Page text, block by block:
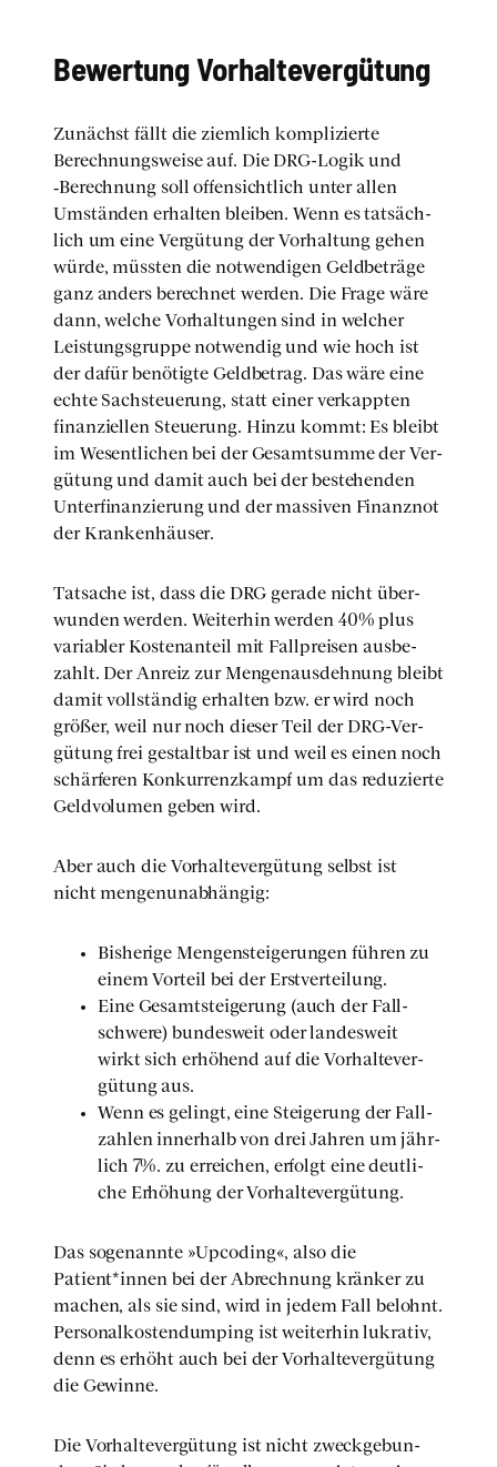
Bewer­tung Vor­hal­te­ver­gü­tung
Zunächst fällt die ziem­lich kom­pli­zier­te
Berech­nungs­wei­se auf. Die DRG-Logik und
‑Berech­nung soll offen­sicht­lich unter allen
Umstän­den erhal­ten blei­ben. Wenn es tat­säch­
lich um eine Ver­gü­tung der Vor­hal­tung gehen
wür­de, müss­ten die not­wen­di­gen Geld­be­trä­ge
ganz anders berech­net wer­den. Die Fra­ge wäre
dann, wel­che Vor­hal­tun­gen sind in wel­cher
Leis­tungs­grup­pe not­wen­dig und wie hoch ist
der dafür benö­tig­te Geld­be­trag. Das wäre eine
ech­te Sach­steue­rung, statt einer ver­kapp­ten
finan­zi­el­len Steue­rung. Hin­zu kommt: Es bleibt
im Wesent­li­chen bei der Gesamt­sum­me der Ver­
gü­tung und damit auch bei der bestehen­den
Unter­fi­nan­zie­rung und der mas­si­ven Finanz­not
der Kran­ken­häu­ser.
Tat­sa­che ist, dass die DRG gera­de nicht über­
wun­den wer­den. Wei­ter­hin wer­den 40% plus
varia­bler Kos­ten­an­teil mit Fall­prei­sen aus­be­
zahlt. Der Anreiz zur Men­gen­aus­deh­nung bleibt
damit voll­stän­dig erhal­ten bzw. er wird noch
grö­ßer, weil nur noch die­ser Teil der DRG-Ver­
gü­tung frei gestalt­bar ist und weil es einen noch
schär­fe­ren Kon­kur­renz­kampf um das redu­zier­te
Geld­vo­lu­men geben wird.
Aber auch die Vor­hal­te­ver­gü­tung selbst ist
nicht men­gen­un­ab­hän­gig:
Bis­he­ri­ge Men­gen­stei­ge­run­gen füh­ren zu
einem Vor­teil bei der Erst­ver­tei­lung.
Eine Gesamt­stei­ge­rung (auch der Fall­
schwe­re) bun­des­weit oder lan­des­weit
wirkt sich erhö­hend auf die Vor­hal­te­ver­
gü­tung aus.
Wenn es gelingt, eine Stei­ge­rung der Fall­
zah­len inner­halb von drei Jah­ren um jähr­
lich 7%. zu errei­chen, erfolgt eine deut­li­
che Erhö­hung der Vor­hal­te­ver­gü­tung.
Das soge­nann­te »Upco­ding«, also die
Patient*innen bei der Abrech­nung krän­ker zu
machen, als sie sind, wird in jedem Fall belohnt.
Per­so­nal­kos­ten­dum­ping ist wei­ter­hin lukra­tiv,
denn es erhöht auch bei der Vor­hal­te­ver­gü­tung
die Gewin­ne.
Die Vor­hal­te­ver­gü­tung ist nicht zweck­ge­bun­